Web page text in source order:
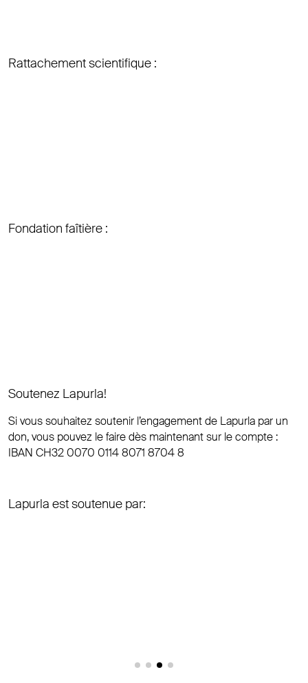
Rattachement scientifique :
Fondation faîtière :
Soutenez Lapurla!
Si vous souhaitez soutenir l’engagement de Lapurla par un
don, vous pouvez le faire dès maintenant sur le compte :
IBAN CH32 0070 0114 8071 8704 8
Lapurla est soutenue par: